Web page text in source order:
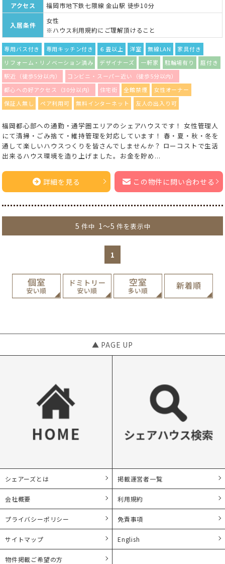
アクセス
福岡市地下鉄七隈線 金山駅 徒歩10分
入居条件
女性
※ハウス利用規約にご理解頂けること
専用バス付き 専用キッチン付き ６畳以上 洋室 無線LAN
家具付き
リフォーム・リノベーション済み
デザイナーズ 一軒家 駐輪場有り
庭付き
駅近（徒歩5分以内）
コンビニ・スーパー近い（徒歩5分以内）
都心への好アクセス（30分以内）
住宅街 全館禁煙
女性オーナー
保証人無し
ペア利用可 無料インターネット 友人の出入り可
福岡都心部への通勤・通学圏エリアのシェアハウスです！ 女性管理人
にて清掃・ごみ捨て・維持管理を対応しています！ 春・夏・秋・冬を
通して楽しいハウスつくりを皆さんでしませんか？ ローコストで生活
出来るハウス環境を造り上げました。お金を貯め...
詳細を見る この物件に問い合わせる
5 件中 1～5 件を表示中
1
▲ PAGE UP
シェアーズとは 掲載運営者一覧
会社概要 利用規約
プライバシーポリシー 免責事項
サイトマップ English
物件掲載ご希望の方